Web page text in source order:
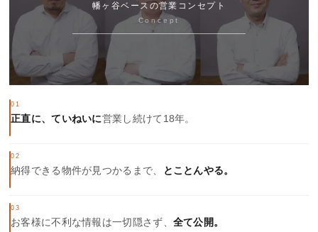
幡ヶ谷ベースの営業コンセプト
Concept
01
正直に、ていねいに営業し続けて18年。
02
納得できる物件が見つかるまで、 とことんやる。
03
お客様に不利な情報は一切隠さず、 全て公開。